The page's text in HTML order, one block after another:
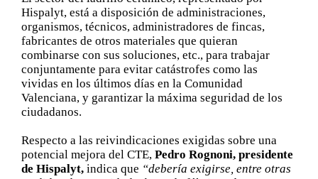
Hispalyt, está a disposición de administraciones,
organismos, técnicos, administradores de fincas,
fabricantes de otros materiales que quieran
combinarse con sus soluciones, etc., para trabajar
conjuntamente para evitar catástrofes como las
vividas en los últimos días en la Comunidad
Valenciana, y garantizar la máxima seguridad de los
ciudadanos.
Respecto a las reivindicaciones exigidas sobre una
potencial mejora del CTE, Pedro Rognoni, presidente
de Hispalyt,indica que “debería exigirse, entre otras